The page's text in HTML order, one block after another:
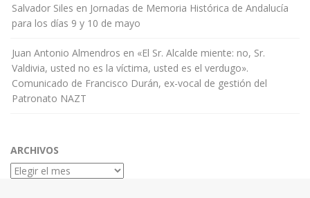
Salvador Siles en Jornadas de Memoria Histórica de Andalucía
para los días 9 y 10 de mayo
Juan Antonio Almendros en «El Sr. Alcalde miente: no, Sr.
Valdivia, usted no es la víctima, usted es el verdugo».
Comunicado de Francisco Durán, ex-vocal de gestión del
Patronato NAZT
ARCHIVOS
Archivos